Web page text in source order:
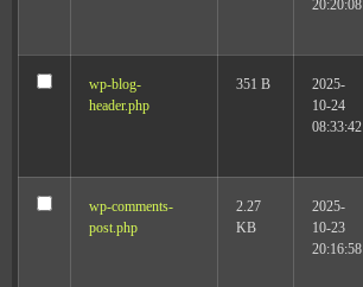
20:20:08
wp-blog-
header.php
351 B
2025-
10-24
08:33:42
wp-comments-
post.php
2.27
KB
2025-
10-23
20:16:58